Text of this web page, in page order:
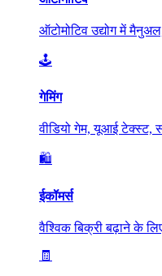
ऑटोमोटिव उद्योग में
🕹️
गेमिंग
वीडियो गेम, यूआई टेक्स्ट,
🛍️
ईकॉमर्स
वैश्विक बिक्री बढ़ाने के
🧾